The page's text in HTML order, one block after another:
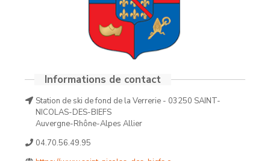
Informations de contact
Station de ski de fond de la Verrerie - 03250 SAINT-
NICOLAS-DES-BIEFS
Auvergne-Rhône-Alpes Allier
04.70.56.49.95